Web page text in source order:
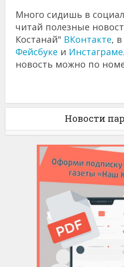
Много сидишь в
читай полезные
Костанай" ВКонтакте, в
Фейсбуке и Инстаграме
новость можно по
Новости